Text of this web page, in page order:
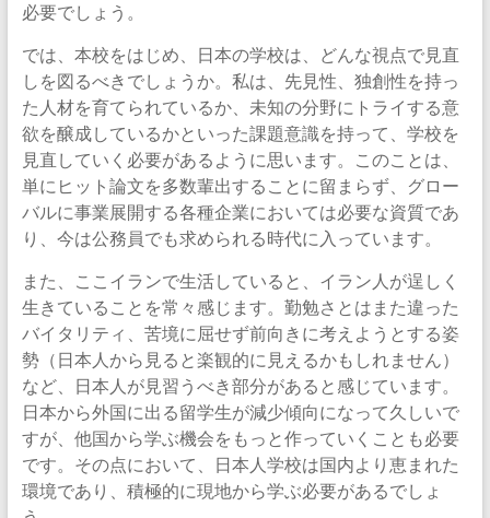
必要でしょう。
では、本校をはじめ、日本の学校は、どんな視点で見直
しを図るべきでしょうか。私は、先見性、独創性を持っ
た人材を育てられているか、未知の分野にトライする意
欲を醸成しているかといった課題意識を持って、学校を
見直していく必要があるように思います。このことは、
単にヒット論文を多数輩出することに留まらず、グロー
バルに事業展開する各種企業においては必要な資質であ
り、今は公務員でも求められる時代に入っています。
また、ここイランで生活していると、イラン人が逞しく
生きていることを常々感じます。勤勉さとはまた違った
バイタリティ、苦境に屈せず前向きに考えようとする姿
勢（日本人から見ると楽観的に見えるかもしれません）
など、日本人が見習うべき部分があると感じています。
日本から外国に出る留学生が減少傾向になって久しいで
すが、他国から学ぶ機会をもっと作っていくことも必要
です。その点において、日本人学校は国内より恵まれた
環境であり、積極的に現地から学ぶ必要があるでしょ